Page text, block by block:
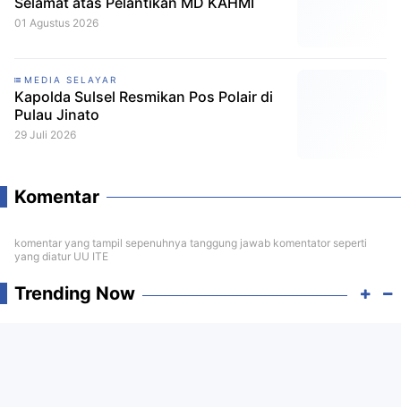
01 Agustus 2026
MEDIA SELAYAR
Kapolda Sulsel Resmikan Pos Polair di
Pulau Jinato
29 Juli 2026
Komentar
komentar yang tampil sepenuhnya tanggung jawab komentator seperti
yang diatur UU ITE
Trending Now